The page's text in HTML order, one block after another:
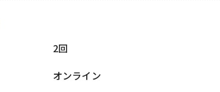
2回
オンライン